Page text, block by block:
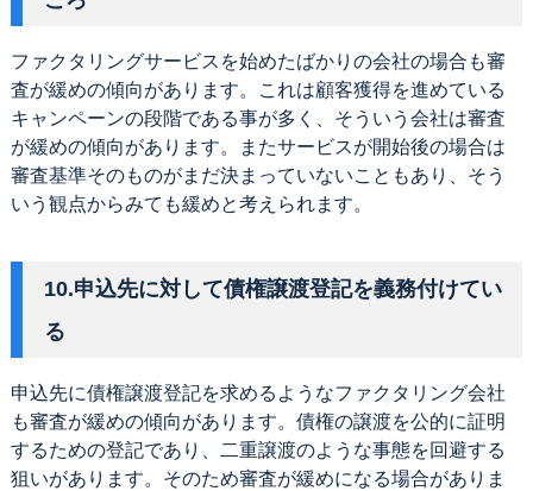
ファクタリングサービスを始めたばかりの会社の場合も審
査が緩めの傾向があります。これは顧客獲得を進めている
キャンペーンの段階である事が多く、そういう会社は審査
が緩めの傾向があります。またサービスが開始後の場合は
審査基準そのものがまだ決まっていないこともあり、そう
いう観点からみても緩めと考えられます。
10.申込先に対して債権譲渡登記を義務付けてい
る
申込先に債権譲渡登記を求めるようなファクタリング会社
も審査が緩めの傾向があります。債権の譲渡を公的に証明
するための登記であり、二重譲渡のような事態を回避する
狙いがあります。そのため審査が緩めになる場合がありま